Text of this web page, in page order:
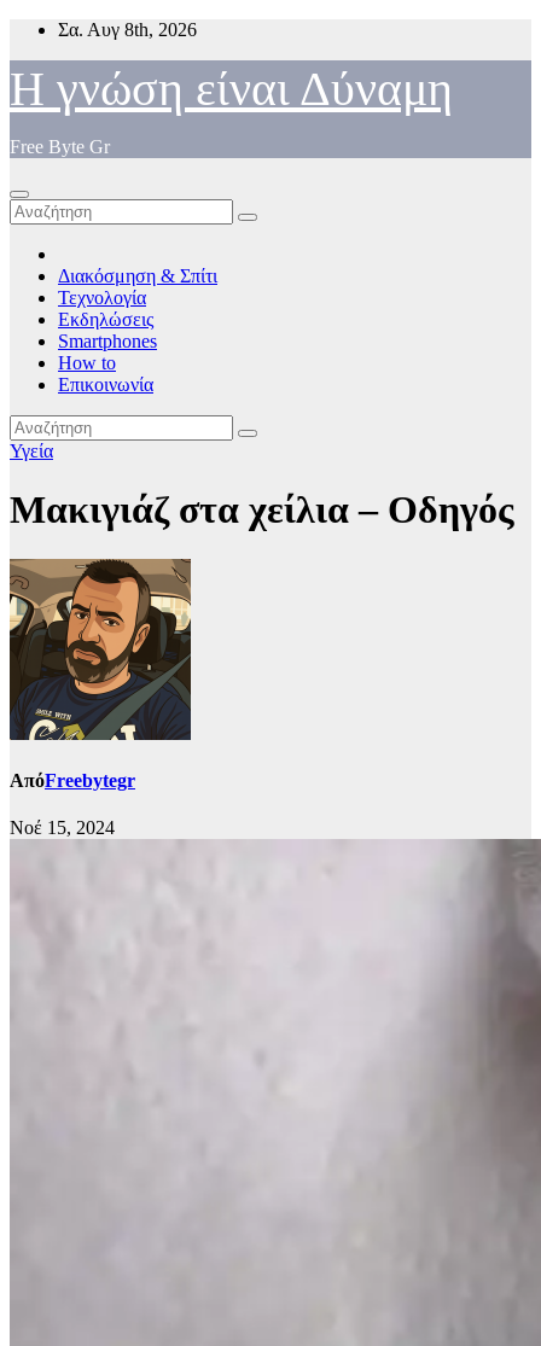
Μετάβαση
περιεχόμενο
Σα. Αυγ 8th, 2026
Η γνώση είναι Δύναμη
Free Byte Gr
Διακόσμηση & Σπίτι
Τεχνολογία
Εκδηλώσεις
Smartphones
How to
Επικοινωνία
Υγεία
Μακιγιάζ στα χείλια – Οδηγός
ΑπόFreebytegr
Νοέ 15, 2024